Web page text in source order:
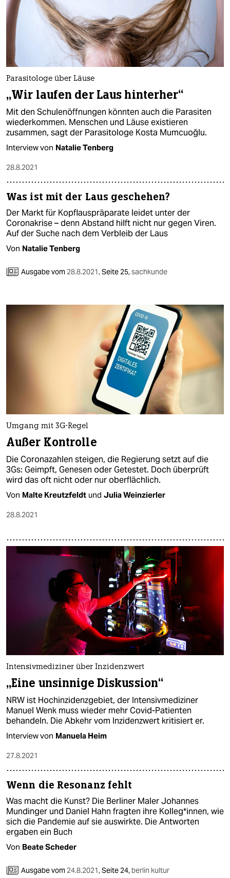
Parasitologe über Läuse
„Wir laufen der Laus hinterher“
Mit den Schulenöffnungen könnten auch die Parasiten
wiederkommen. Menschen und Läuse existieren
zusammen, sagt der Parasitologe Kosta Mumcuoğlu.
Interview von Natalie Tenberg
28.8.2021
Was ist mit der Laus geschehen?
Der Markt für Kopflauspräparate leidet unter der
Coronakrise – denn Abstand hilft nicht nur gegen Viren.
Auf der Suche nach dem Verbleib der Laus
Von Natalie Tenberg
Ausgabe vom 28.8.2021,Seite 25,sachkunde
Umgang mit 3G-Regel
Außer Kontrolle
Die Coronazahlen steigen, die Regierung setzt auf die
3Gs: Geimpft, Genesen oder Getestet. Doch überprüft
wird das oft nicht oder nur oberflächlich.
Von Malte Kreutzfeldt und Julia Weinzierler
28.8.2021
Intensivmediziner über Inzidenzwert
„Eine unsinnige Diskussion“
NRW ist Hochinzidenzgebiet, der Intensivmediziner
Manuel Wenk muss wieder mehr Covid-Patienten
behandeln. Die Abkehr vom Inzidenzwert kritisiert er.
Interview von Manuela Heim
27.8.2021
Wenn die Resonanz fehlt
Was macht die Kunst? Die Berliner Maler Johannes
Mundinger und Daniel Hahn fragten ihre Kol­le­g*in­nen, wie
sich die Pandemie auf sie auswirkte. Die Antworten
ergaben ein Buch
Von Beate Scheder
Ausgabe vom 24.8.2021,Seite 24, berlin kultur